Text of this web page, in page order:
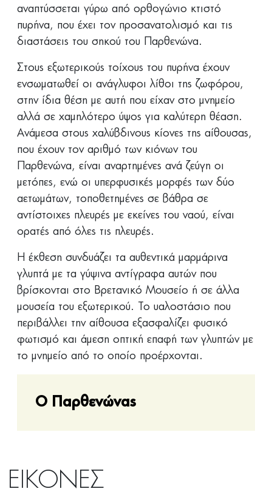
αναπτύσσεται γύρω από ορθογώνιο κτιστό
πυρήνα, που έχει τον προσανατολισμό και τις
διαστάσεις του σηκού του Παρθενώνα.
Στους εξωτερικούς τοίχους του πυρήνα έχουν
ενσωματωθεί οι ανάγλυφοι λίθοι της ζωφόρου,
στην ίδια θέση με αυτή που είχαν στο μνημείο
αλλά σε χαμηλότερο ύψος για καλύτερη θέαση.
Ανάμεσα στους χαλύβδινους κίονες της αίθουσας,
που έχουν τον αριθμό των κιόνων του
Παρθενώνα, είναι αναρτημένες ανά ζεύγη οι
μετόπες, ενώ οι υπερφυσικές μορφές των δύο
αετωμάτων, τοποθετημένες σε βάθρα σε
αντίστοιχες πλευρές με εκείνες του ναού, είναι
ορατές από όλες τις πλευρές.
Η έκθεση συνδυάζει τα αυθεντικά μαρμάρινα
γλυπτά με τα γύψινα αντίγραφα αυτών που
βρίσκονται στο Βρετανικό Μουσείο ή σε άλλα
μουσεία του εξωτερικού. Το υαλοστάσιο που
περιβάλλει την αίθουσα εξασφαλίζει φυσικό
φωτισμό και άμεση οπτική επαφή των γλυπτών με
το μνημείο από το οποίο προέρχονται.
Ο Παρθενώνας
ΕΙΚΟΝΕΣ